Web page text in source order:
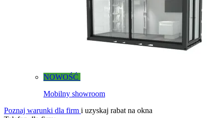
NOWOŚĆ
Mobilny showroom
Poznaj warunki dla firm i uzyskaj rabat na okna